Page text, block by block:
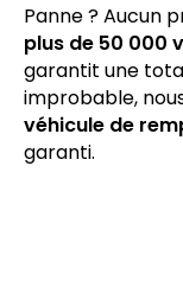
Panne ? Aucun
plus de 50 000
garantit une
improbable,
véhicule de
garanti.